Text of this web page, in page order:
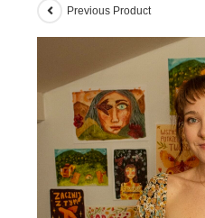
Previous Product